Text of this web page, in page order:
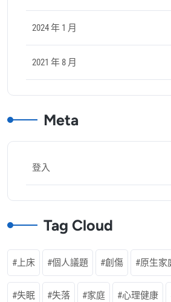
2024 年 1 月
2021 年 8 月
Meta
登入
Tag Cloud
上床 個人議題 創傷 原生家
失眠 失落 家庭 心理健康